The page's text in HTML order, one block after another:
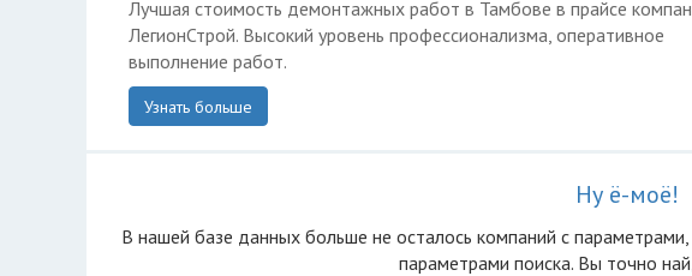
Лучшая стоимость демонтажных работ в Тамбове в прайсе
ЛегионСтрой. Высокий уровень профессионализма, оперативное
выполнение работ.
Узнать больше
Ну ё-моё!
В нашей базе данных больше не осталоcь компаний с
параметрами поиска. Вы точно